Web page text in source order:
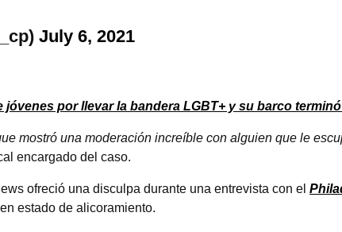
July 6, 2021
por llevar la bandera LGBT+ y su barco
mostró una moderación increíble con alguien que le
encargado del caso.
ofreció una disculpa durante una entrevista con el
estado de alicoramiento.